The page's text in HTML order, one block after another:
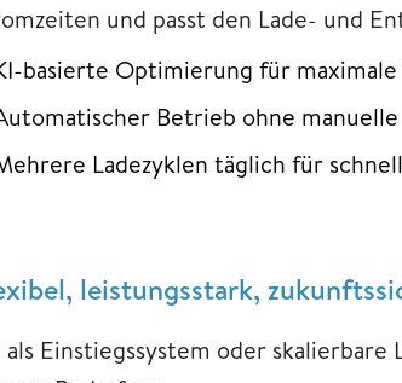
und passt den Lade- und
basierte Optimierung für maximale
Betrieb ohne
Ladezyklen täglich für
leistungsstark,
als Einstiegssystem oder